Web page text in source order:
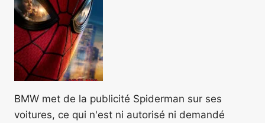
BMW met de la publicité Spiderman sur ses
voitures, ce qui n'est ni autorisé ni demandé